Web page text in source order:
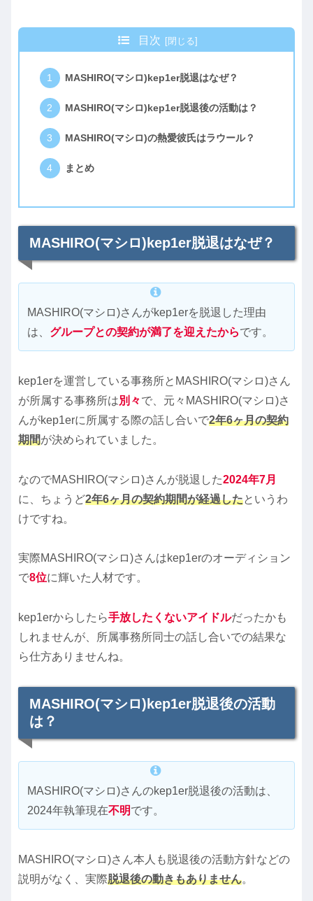
目次
MASHIRO(マシロ)kep1er脱退はなぜ？
MASHIRO(マシロ)kep1er脱退後の活動は？
MASHIRO(マシロ)の熱愛彼氏はラウール？
まとめ
MASHIRO(マシロ)kep1er脱退はなぜ？
MASHIRO(マシロ)さんがkep1erを脱退した理由
は、 グループとの契約が満了を迎えたからです。
kep1erを運営している事務所とMASHIRO(マシロ)さん
が所属する事務所は別々で、元々MASHIRO(マシロ)さ
んがkep1erに所属する際の話し合いで2年6ヶ月の契約
期間が決められていました。
なのでMASHIRO(マシロ)さんが脱退した2024年7月
に、ちょうど2年6ヶ月の契約期間が経過したというわ
けですね。
実際MASHIRO(マシロ)さんはkep1erのオーディション
で8位に輝いた人材です。
kep1erからしたら手放したくないアイドルだったかも
しれませんが、所属事務所同士の話し合いでの結果な
ら仕方ありませんね。
MASHIRO(マシロ)kep1er脱退後の活動
は？
MASHIRO(マシロ)さんのkep1er脱退後の活動は、
2024年執筆現在不明です。
MASHIRO(マシロ)さん本人も脱退後の活動方針などの
説明がなく、実際脱退後の動きもありません。